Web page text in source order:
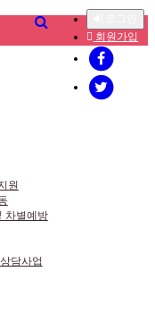
회원가입
원
차별예방
담사업